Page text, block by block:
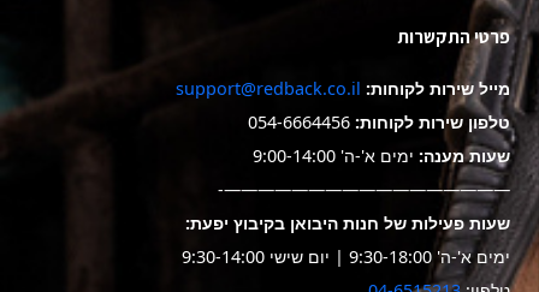
פרטי התקשרות
מייל שירות לקוחות: support@redback.co.il
טלפון שירות לקוחות: 054-6664456
שעות מענה: ימים א'-ה' 9:00-14:00
—————————————————-
שעות פעילות של חנות היבואן בקיבוץ יפעת:
ימים א'-ה' 9:30-18:00 | יום שישי 9:30-14:00